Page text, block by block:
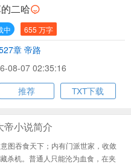
二哈
中 655 万字
章 帝路
08-07 02:35:16
推荐 TXT下载
帝小说简介
图吞食天下；内有门派世家，收敛
杀机。普通人只能沦为血食，在夹